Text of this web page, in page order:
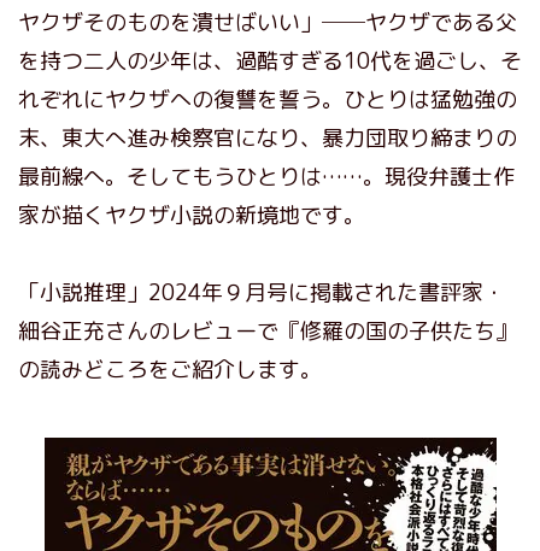
ヤクザそのものを潰せばいい」──ヤクザである父
を持つ二人の少年は、過酷すぎる10代を過ごし、そ
れぞれにヤクザへの復讐を誓う。ひとりは猛勉強の
末、東大へ進み検察官になり、暴力団取り締まりの
最前線へ。そしてもうひとりは……。現役弁護士作
家が描くヤクザ小説の新境地です。
「小説推理」2024年９月号に掲載された書評家・
細谷正充さんのレビューで『修羅の国の子供たち』
の読みどころをご紹介します。